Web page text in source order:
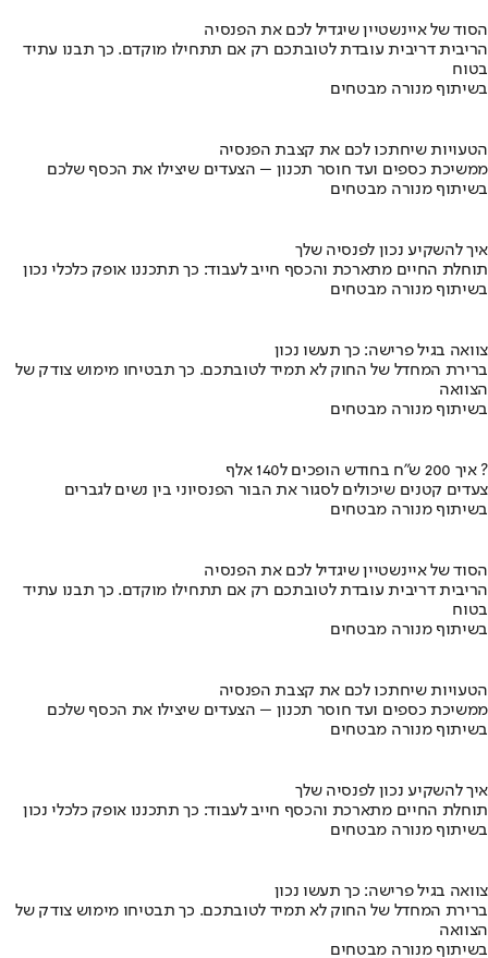
הסוד של איינשטיין שיגדיל לכם את הפנסיה
הריבית דריבית עובדת לטובתכם רק אם תתחילו מוקדם. כך תבנו עתיד
בטוח
בשיתוף מנורה מבטחים
הטעויות שיחתכו לכם את קצבת הפנסיה
ממשיכת כספים ועד חוסר תכנון – הצעדים שיצילו את הכסף שלכם
בשיתוף מנורה מבטחים
איך להשקיע נכון לפנסיה שלך
תוחלת החיים מתארכת והכסף חייב לעבוד: כך תתכננו אופק כלכלי נכון
בשיתוף מנורה מבטחים
צוואה בגיל פרישה: כך תעשו נכון
ברירת המחדל של החוק לא תמיד לטובתכם. כך תבטיחו מימוש צודק של
הצוואה
בשיתוף מנורה מבטחים
איך 200 ש"ח בחודש הופכים ל140 אלף ?
צעדים קטנים שיכולים לסגור את הבור הפנסיוני בין נשים לגברים
בשיתוף מנורה מבטחים
הסוד של איינשטיין שיגדיל לכם את הפנסיה
הריבית דריבית עובדת לטובתכם רק אם תתחילו מוקדם. כך תבנו עתיד
בטוח
בשיתוף מנורה מבטחים
הטעויות שיחתכו לכם את קצבת הפנסיה
ממשיכת כספים ועד חוסר תכנון – הצעדים שיצילו את הכסף שלכם
בשיתוף מנורה מבטחים
איך להשקיע נכון לפנסיה שלך
תוחלת החיים מתארכת והכסף חייב לעבוד: כך תתכננו אופק כלכלי נכון
בשיתוף מנורה מבטחים
צוואה בגיל פרישה: כך תעשו נכון
ברירת המחדל של החוק לא תמיד לטובתכם. כך תבטיחו מימוש צודק של
הצוואה
בשיתוף מנורה מבטחים